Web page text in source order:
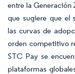
entre la Generación
que sugiere que el
las curvas de
orden competitivo
STC Pay se
plataformas